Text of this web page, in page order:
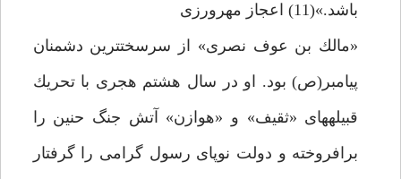
باشد.»(11) اعجاز مهرورزى
«مالك بن عوف نصرى» از سرسخت‏ترين دشمنان
پيامبر(ص) بود. او در سال هشتم هجرى با تحريك
قبيله‏هاى «ثقيف» و «هوازن» آتش جنگ حنين را
برافروخته و دولت نوپاى رسول گرامى را گرفتار